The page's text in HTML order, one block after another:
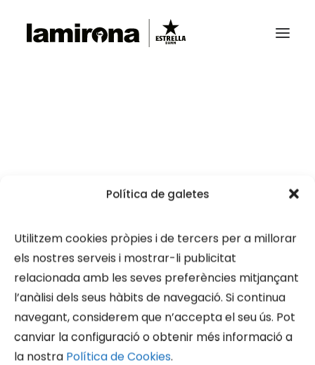
Política de galetes
Utilitzem cookies pròpies i de tercers per a millorar
els nostres serveis i mostrar-li publicitat
relacionada amb les seves preferències mitjançant
l’anàlisi dels seus hàbits de navegació. Si continua
navegant, considerem que n’accepta el seu ús. Pot
canviar la configuració o obtenir més informació a
la nostra Política de Cookies.